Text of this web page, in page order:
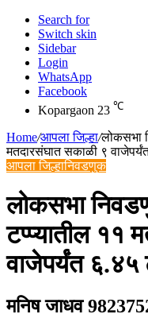
Search for
Switch skin
Sidebar
Login
WhatsApp
Facebook
Kopargaon 23 ℃
Home/आपला जिल्हा/लोकसभा
मतदारसंघात सकाळी ९
आपला जिल्हानिवडणुक
लोकसभा
टप्प्यातील ११
वाजेपर्यंत
मनिष जाधव